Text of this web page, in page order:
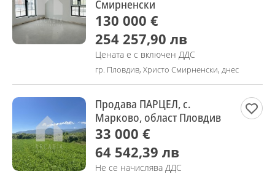
Смирненски
130 000 €
254 257,90 лв
Цената е с включен ДДС
гр. Пловдив, Христо Смирненски, днес
Продава ПАРЦЕЛ, с.
Марково, област Пловдив
33 000 €
64 542,39 лв
Не се начислява ДДС